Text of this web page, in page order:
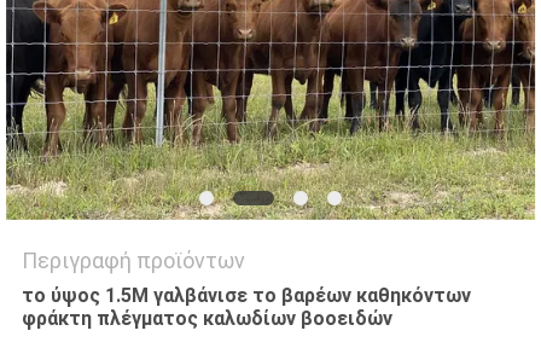
Περιγραφή προϊόντων
το ύψος 1.5M γαλβάνισε το βαρέων καθηκόντων
φράκτη πλέγματος καλωδίων βοοειδών